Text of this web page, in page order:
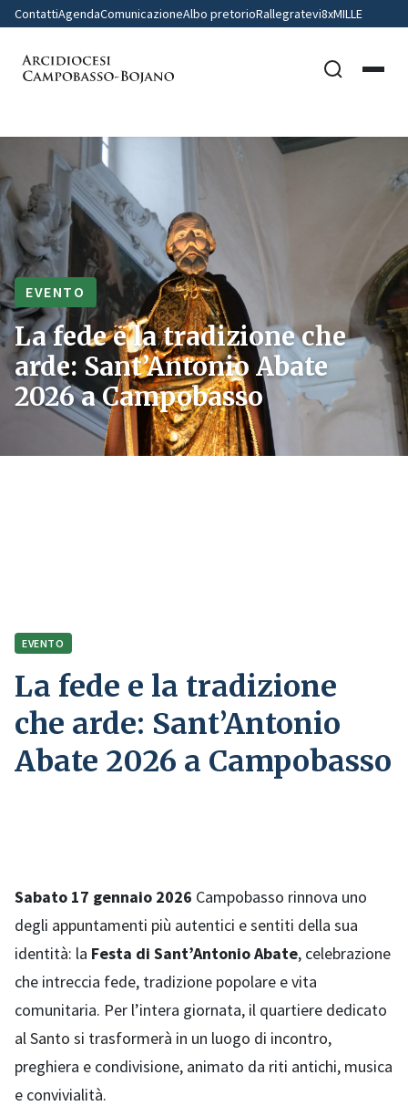
ContattiAgendaComunicazioneAlbo pretorioRallegratevi8xMILLE
EVENTO
La fede e la tradizione che
arde: Sant’Antonio Abate
2026 a Campobasso
EVENTO
La fede e la tradizione
che arde: Sant’Antonio
Abate 2026 a Campobasso
Sabato 17 gennaio 2026 Campobasso rinnova uno
degli appuntamenti più autentici e sentiti della sua
identità: la Festa di Sant’Antonio Abate, celebrazione
che intreccia fede, tradizione popolare e vita
comunitaria. Per l’intera giornata, il quartiere dedicato
al Santo si trasformerà in un luogo di incontro,
preghiera e condivisione, animato da riti antichi, musica
e convivialità.